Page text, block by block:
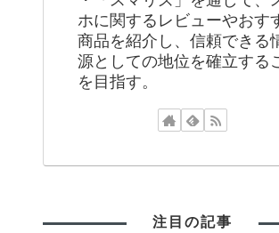
ホに関するレビューやおす
商品を紹介し、信頼できる
源としての地位を確立する
を目指す。
注目の記事